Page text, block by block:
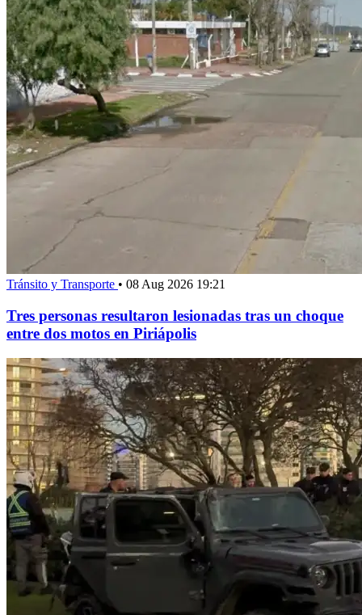
Tránsito y Transporte • 08 Aug 2026 19:21
Tres personas resultaron lesionadas tras un choque
entre dos motos en Piriápolis